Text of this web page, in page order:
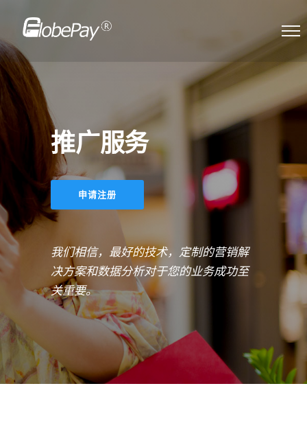
推广服务
申请注册
我们相信，最好的技术，定制的营销解
决方案和数据分析对于您的业务成功至
关重要。